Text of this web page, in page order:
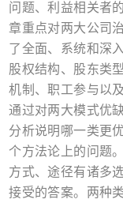
问题、利益相关者
章重点对两大公司
了全面、系统和深
股权结构、股东类
机制、职工参与以
通过对两大模式优
分析说明哪一类更
个方法论上的问题
方式、途径有诸多
接受的答案。两种